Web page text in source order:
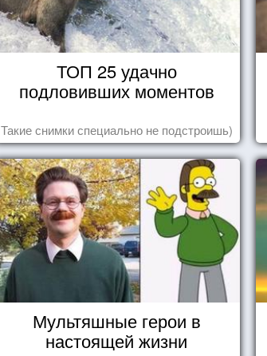
ТОП 25 удачно
подловивших моментов
Такие снимки специально не подстроишь)
Мультяшные герои в
настоящей жизни